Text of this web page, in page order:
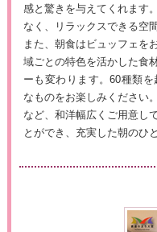
感と驚きを与えてくれます
なく、リラックスできる空
また、朝食はビュッフェを
域ごとの特色を活かした食
ーも変わります。60種類
なものをお楽しみください
など、和洋幅広くご用意し
とができ、充実した朝のひ